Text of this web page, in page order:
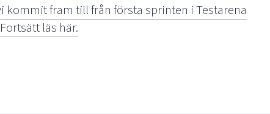
kommit fram till från första sprinten i Testarena
läs här.